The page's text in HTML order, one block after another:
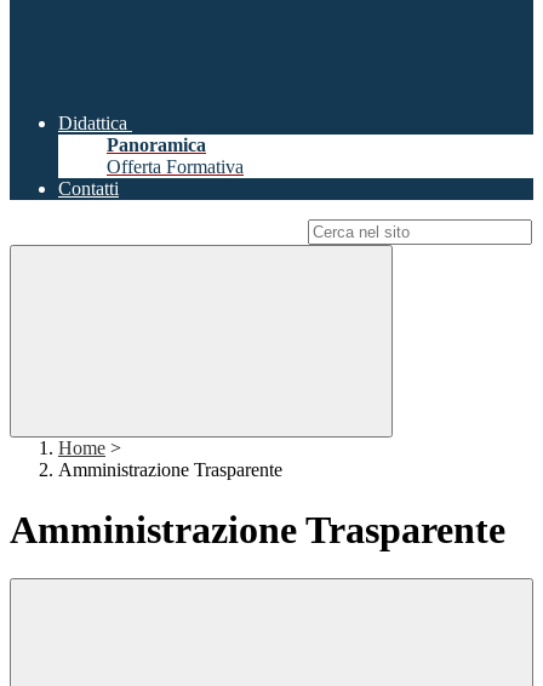
Didattica
Panoramica
Offerta Formativa
Contatti
Home >
Amministrazione Trasparente
Amministrazione Trasparente